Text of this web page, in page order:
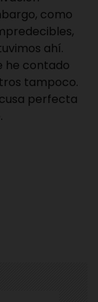
como
ahí.
he contado
tampoco.
perfecta